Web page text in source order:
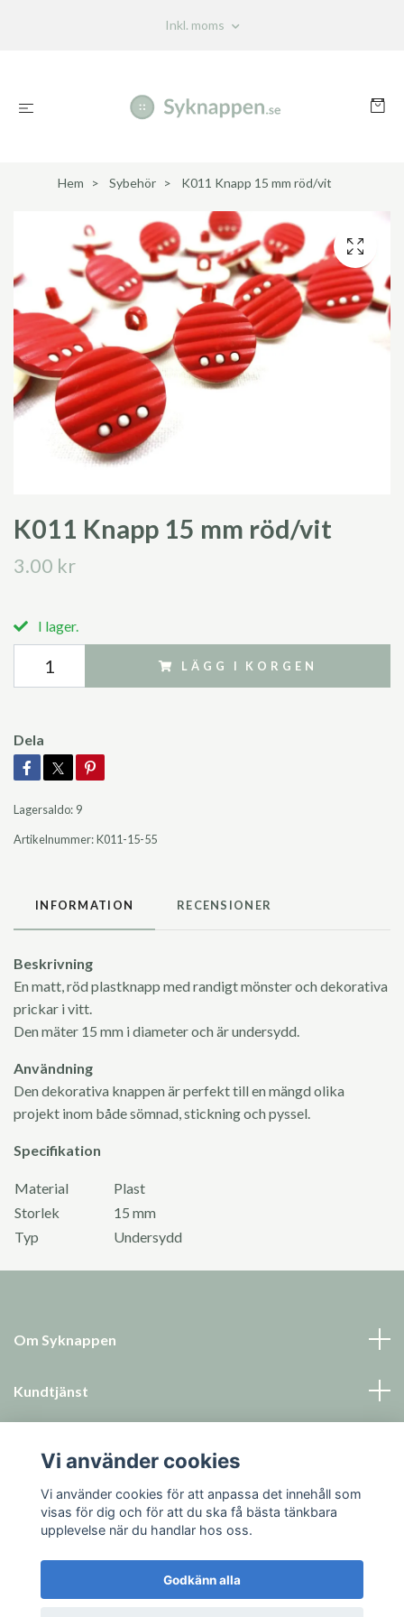
Inkl. moms
Hem Sybehör K011 Knapp 15 mm röd/vit
K011 Knapp 15 mm röd/vit
3.00 kr
I lager.
LÄGG I KORGEN
Dela
Lagersaldo: 9
Artikelnummer:K011-15-55
INFORMATION RECENSIONER
Beskrivning
En matt, röd plastknapp med randigt mönster och dekorativa
prickar i vitt.
Den mäter 15 mm i diameter och är undersydd.
Användning
Den dekorativa knappen är perfekt till en mängd olika
projekt inom både sömnad, stickning och pyssel.
Specifikation
Material
Plast
Storlek
15 mm
Typ
Undersydd
Om Syknappen
Kundtjänst
Sociala medier
Vi använder cookies
Vi använder cookies för att anpassa det innehåll som
visas för dig och för att du ska få bästa tänkbara
upplevelse när du handlar hos oss.
Godkänn alla